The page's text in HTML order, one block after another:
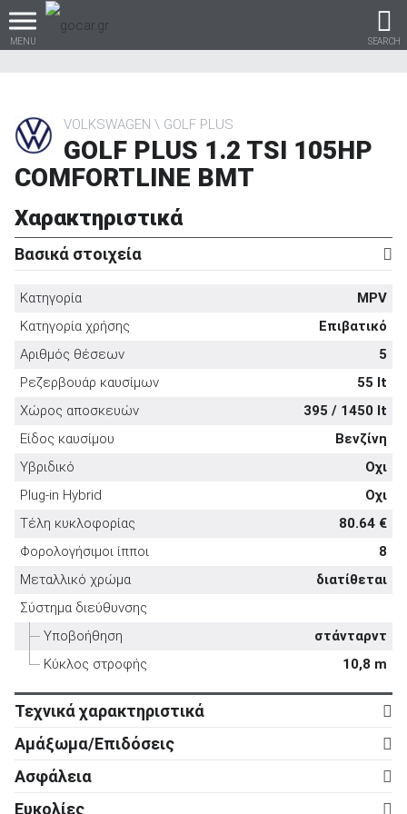
MENU SEARCH
Βρες τα πάντα για το
αυτοκίνητο!
Καινούρια
Μεταχειρισμένα
ΑΝΑΖΗΤΗΣΗ
Επιχειρήσεις
VOLKSWAGEN GOLF PLUS
GOLF PLUS 1.2 TSI 105HP
COMFORTLINE BMT
Χαρακτηριστικά
Βασικά στοιχεία
Κατηγορία
MPV
Κατηγορία χρήσης
Επιβατικό
Αριθμός θέσεων
5
Ρεζερβουάρ καυσίμων
55 lt
Χώρος αποσκευών
395 / 1450 lt
Είδος καυσίμου
Βενζίνη
Υβριδικό
Οχι
Plug-in Hybrid
Οχι
Τέλη κυκλοφορίας
80.64 €
Φορολογήσιμοι ίπποι
8
Μεταλλικό χρώμα
διατίθεται
Σύστημα διεύθυνσης
Υποβοήθηση
στάνταρντ
Κύκλος στροφής
10,8 m
Τεχνικά χαρακτηριστικά
Κινητήρας
Κύλινδροι
4
Βαλβίδες
8
Κυβισμός
1.197 cc
Αμάξωμα/Επιδόσεις
Αμάξωμα
Τύπος
5d
Ασφάλεια
Ενεργητική ασφάλεια
Ευκολίες